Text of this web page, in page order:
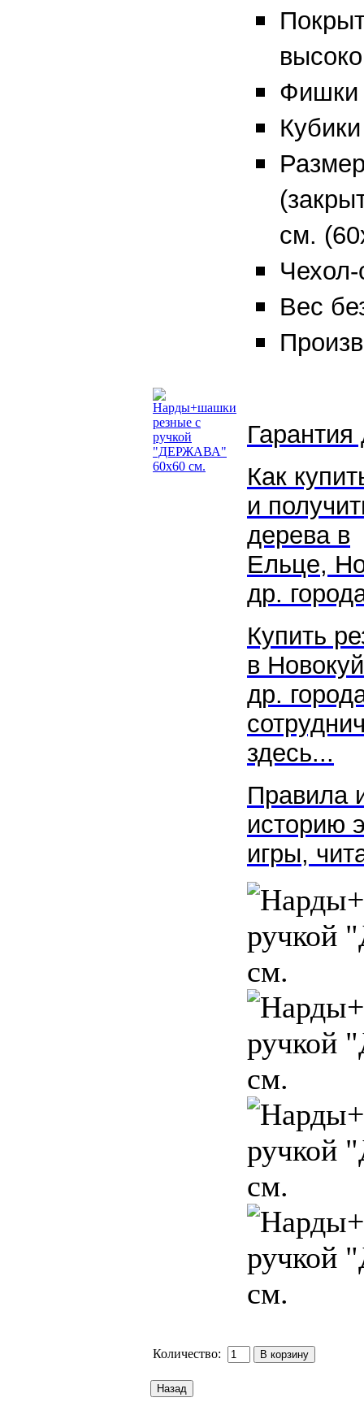
Фишки
см.
Вес
Гарантия
Как
и
дерева в
Ельце,
др.
Купить
в
др.
здесь...
Правила
историю
игры,
Количество: